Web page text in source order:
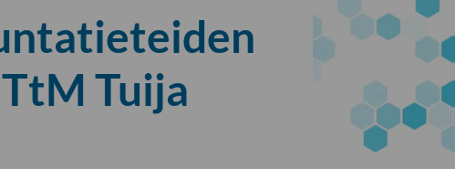
Tuija